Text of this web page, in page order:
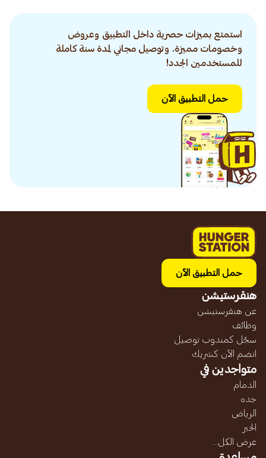
استمتع بميزات حصرية داخل التطبيق وعروض
وخصومات مميزة. وتوصيل مجاني لمدة سنة كاملة
للمستخدمين الجدد!
حمل التطبيق الآن
حمل التطبيق الآن
هنقرستيشن
عن هنقرستيشن
وظائف
سجّل كمندوب توصيل
انضم الآن كشريك
متواجدين في
الدمام
جده
الرياض
الخبر
عرض الكل...